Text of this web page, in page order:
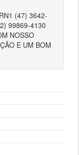
(47) 3642-
99869-4130
NOSSO
E UM BOM